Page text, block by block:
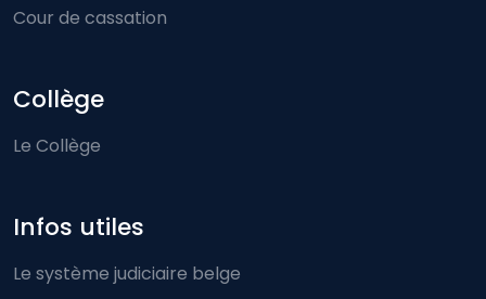
Cour de cassation
Collège
Le Collège
Infos utiles
Le système judiciaire belge